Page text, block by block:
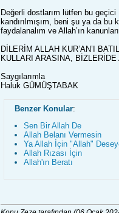
Değerli dostlarım lütfen bu
kandırılmışım, beni şu ya da bu
faydalanalım ve Allah’ın
DİLERİM ALLAH KUR’AN’I
KULLARI ARASINA, BİZLERİDE
Saygılarımla
Haluk GÜMÜŞTABAK
Benzer Konular:
Sen Bir Allah De
Allah Belanı Vermesin
Ya Allah İçin "Allah"
Allah Rızası İçin
Allah'ın Beratı